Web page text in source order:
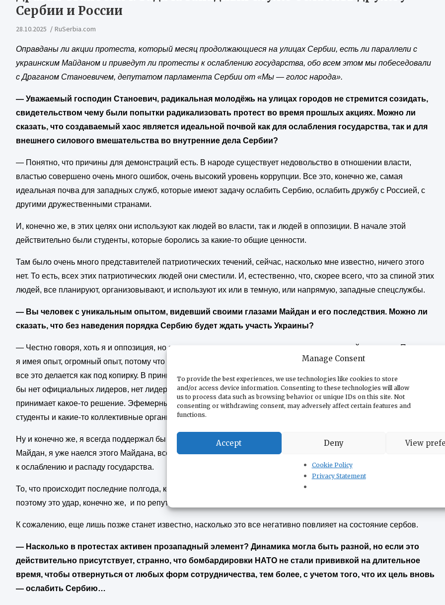
Manage Consent
To provide the best experiences, we use technologies like cookies to store
and/or access device information. Consenting to these technologies will allow
us to process data such as browsing behavior or unique IDs on this site. Not
consenting or withdrawing consent, may adversely affect certain features and
functions.
Accept Deny View
Cookie Policy
Privacy Statement
Сербии и России
28.10.2025 RuSerbia.com
Оправданы ли акции протеста, который месяц продолжающиеся на улицах Сербии, есть ли параллели с
украинским Майданом и приведут ли протесты к ослаблению государства, обо всем этом мы побеседовали
с Драганом Станоевичем, депутатом парламента Сербии от «Мы — голос народа».
— Уважаемый господин Станоевич, радикальная молодёжь на улицах городов не стремится созидать,
свидетельством чему были попытки радикализовать протест во время прошлых акциях. Можно ли
сказать, что создаваемый хаос является идеальной почвой как для ослабления государства, так и для
внешнего силового вмешательства во внутренние дела Сербии?
— Понятно, что причины для демонстраций есть. В народе существует недовольство в отношении власти,
властью совершено очень много ошибок, очень высокий уровень коррупции. Все это, конечно же, самая
идеальная почва для западных служб, которые имеют задачу ослабить Сербию, ослабить дружбу с Россией, с
другими дружественными странами.
И, конечно же, в этих целях они используют как людей во власти, так и людей в оппозиции. В начале этой
действительно были студенты, которые боролись за какие-то общие ценности.
Там было очень много представителей патриотических течений, сейчас, насколько мне известно, ничего этого
нет. То есть, всех этих патриотических людей они сместили. И, естественно, что, скорее всего, что за спиной этих
людей, все планируют, организовывают, и используют их или в темную, или напрямую, западные спецслужбы.
— Вы человек с уникальным опытом, видевший своими глазами Майдан и его последствия. Можно ли
сказать, что без наведения порядка Сербию будет ждать участь Украины?
— Честно говоря, хоть я и оппозиция, но я не оппозиция государству, я оппозиция правящей коалиции. Поэтому
я имея опыт, огромный опыт, потому что я своими глазами видел Майдан в Киеве, конечно же могу сказать, что
все это делается как под копирку. В принципе в том, что делается сейчас есть небольшие изменения, сейчас как
бы нет официальных лидеров, нет лидеров от оппозиции, сейчас есть какое-то эфемерное тело, которое
принимает какое-то решение. Эфемерный какой-то список, который никто не видел. Эфемерные как бы
студенты и какие-то коллективные органы принятия решений, которых никто не знает и не видит.
Ну и конечно же, я всегда поддержал бы конструктивную оппозицию, но никогда не мог бы поддержать никакой
Майдан, я уже наелся этого Майдана, все люди понимают, что это такое, к чему это ведет. Понятно, что это ведет
к ослаблению и распаду государства.
То, что происходит последние полгода, конечно, очень сильно отражается и в экономической плоскости. И
поэтому это удар, конечно же, и по репутации, собственно говоря, и по экономике, по кошелькам людей.
К сожалению, еще лишь позже станет известно, насколько это все негативно повлияет на состояние сербов.
— Насколько в протестах активен прозападный элемент? Динамика могла быть разной, но если это
действительно присутствует, странно, что бомбардировки НАТО не стали прививкой на длительное
время, чтобы отвернуться от любых форм сотрудничества, тем более, с учетом того, что их цель вновь
— ослабить Сербию…